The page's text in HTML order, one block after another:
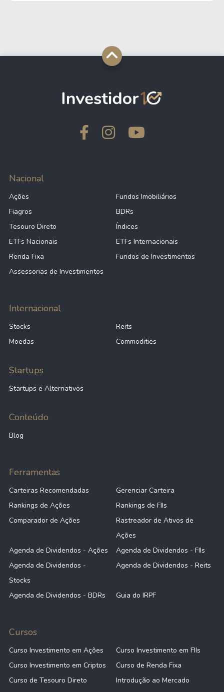
Nacional
Ações
Fundos Imobiliários
Fiagros
BDRs
Tesouro Direto
Índices
ETFs Nacionais
ETFs Internacionais
Renda Fixa
Fundos de Investimentos
Assessorias de Investimentos
Internacional
Stocks
Reits
Moedas
Commodities
Startups
Startups e Alternativos
Conteúdo
Blog
Ferramentas
Carteiras Recomendadas
Gerenciar Carteira
Rankings de Ações
Rankings de FIIs
Comparador de Ações
Rastreador de Ativos de
Ações
Agenda de Dividendos - Ações
Agenda de Dividendos - FIIs
Agenda de Dividendos -
Stocks
Agenda de Dividendos - Reits
Agenda de Dividendos - BDRs Guia do IRPF
Cursos
Curso Investimento em Ações
Curso Investimento em FIIs
Curso Investimento em Criptos
Curso de Renda Fixa
Curso de Tesouro Direto
Introdução ao Mercado